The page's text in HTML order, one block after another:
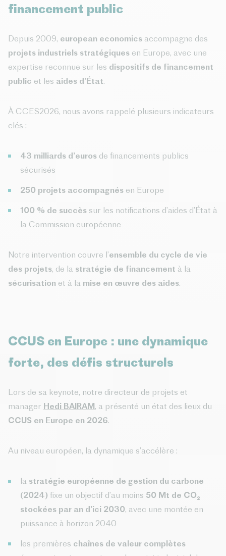
financement public
Depuis 2009, european economics accompagne des
projets industriels stratégiques en Europe, avec une
expertise reconnue sur les dispositifs de financement
public et les aides d’État.
À CCES2026, nous avons rappelé plusieurs indicateurs
clés :
43 milliards d’euros de financements publics
sécurisés
250 projets accompagnés en Europe
100 % de succès sur les notifications d’aides d’État à
la Commission européenne
Notre intervention couvre l’ensemble du cycle de vie
des projets, de la stratégie de financement à la
sécurisation et à la mise en œuvre des aides.
CCUS en Europe : une dynamique
forte, des défis structurels
Lors de sa keynote, notre directeur de projets et
manager Hedi BAIRAM, a présenté un état des lieux du
CCUS en Europe en 2026.
Au niveau européen, la dynamique s’accélère :
la stratégie européenne de gestion du carbone
(2024) fixe un objectif d’au moins 50 Mt de CO₂
stockées par an d’ici 2030, avec une montée en
puissance à horizon 2040
les premières chaînes de valeur complètes